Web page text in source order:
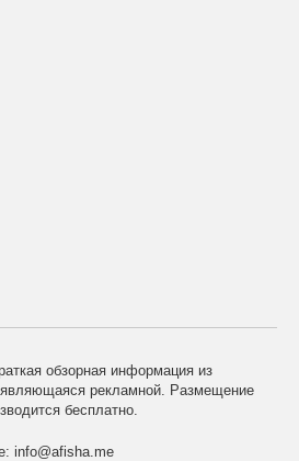
обзорная информация из
являющаяся рекламной. Размещение
бесплатно.
info@afisha.me